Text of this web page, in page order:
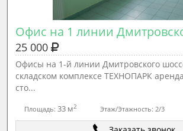
Офис на 1 линии
25 000
Офисы на 1-й линии Дмитровского
складском комплексе ТЕХНОПАРК
сто...
Площадь: 33 м2 Этаж/Этажность: 2/3